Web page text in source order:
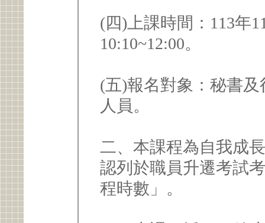
(四)上課時間：113年
10:10~12:00。
(五)報名對象：秘書
人員。
二、本課程為自我成
認列於職員升遷考試
程時數」。